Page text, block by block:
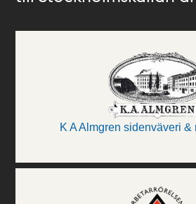
K A Almgren sidenväveri &